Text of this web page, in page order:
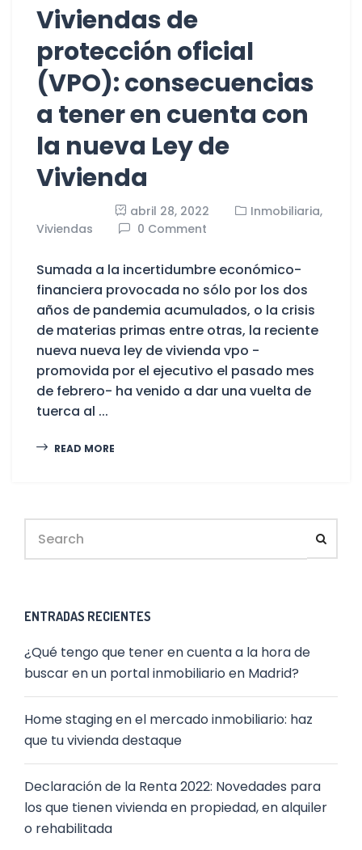
Viviendas de
protección oficial
(VPO): consecuencias
a tener en cuenta con
la nueva Ley de
Vivienda
abril 28, 2022
Inmobiliaria,
Viviendas
0 Comment
Sumada a la incertidumbre económico-
financiera provocada no sólo por los dos
años de pandemia acumulados, o la crisis
de materias primas entre otras, la reciente
nueva nueva ley de vivienda vpo -
promovida por el ejecutivo el pasado mes
de febrero- ha venido a dar una vuelta de
tuerca al ...
READ MORE
ENTRADAS RECIENTES
¿Qué tengo que tener en cuenta a la hora de
buscar en un portal inmobiliario en Madrid?
Home staging en el mercado inmobiliario: haz
que tu vivienda destaque
Declaración de la Renta 2022: Novedades para
los que tienen vivienda en propiedad, en alquiler
o rehabilitada